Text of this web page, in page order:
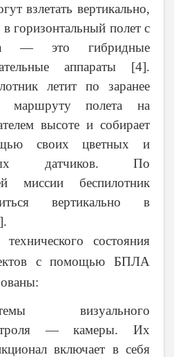
взлетать вертикально,
в горизонтальный полет с
— это гибридные
аппараты [4].
летит по заранее
маршруту полета на
высоте и собирает
своих цветных и
датчиков. По
миссии беспилотник
вертикально в
состояния
с помощью БПЛА
визуального
— камеры. Их
включает в себя